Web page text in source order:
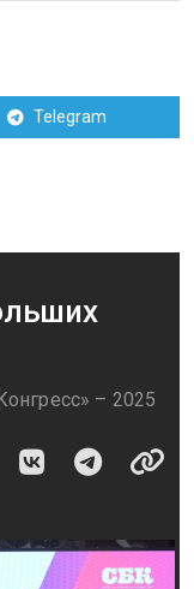
Telegram
– 2025